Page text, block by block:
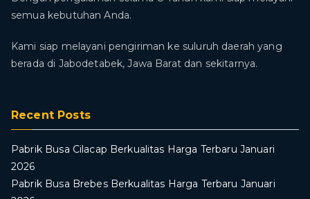
semua kebutuhan Anda.
Kami siap melayani pengiriman ke suluruh daerah yang
berada di Jabodetabek, Jawa Barat dan sekitarnya.
Recent Posts
Pabrik Busa Cilacap Berkualitas Harga Terbaru Januari
2026
Pabrik Busa Brebes Berkualitas Harga Terbaru Januari